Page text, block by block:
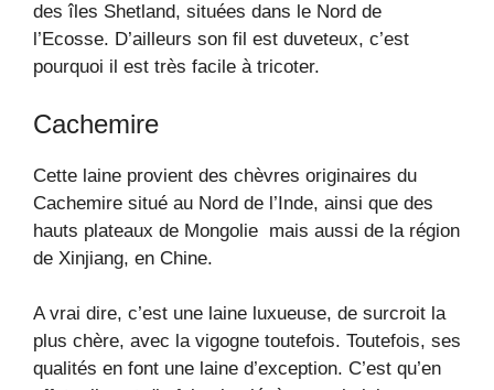
des îles Shetland, situées dans le Nord de
l’Ecosse. D’ailleurs son fil est duveteux, c’est
pourquoi il est très facile à tricoter.
Cachemire
Cette laine provient des chèvres originaires du
Cachemire situé au Nord de l’Inde, ainsi que des
hauts plateaux de Mongolie mais aussi de la région
de Xinjiang, en Chine.
A vrai dire, c’est une laine luxueuse, de surcroit la
plus chère, avec la vigogne toutefois. Toutefois, ses
qualités en font une laine d’exception. C’est qu’en